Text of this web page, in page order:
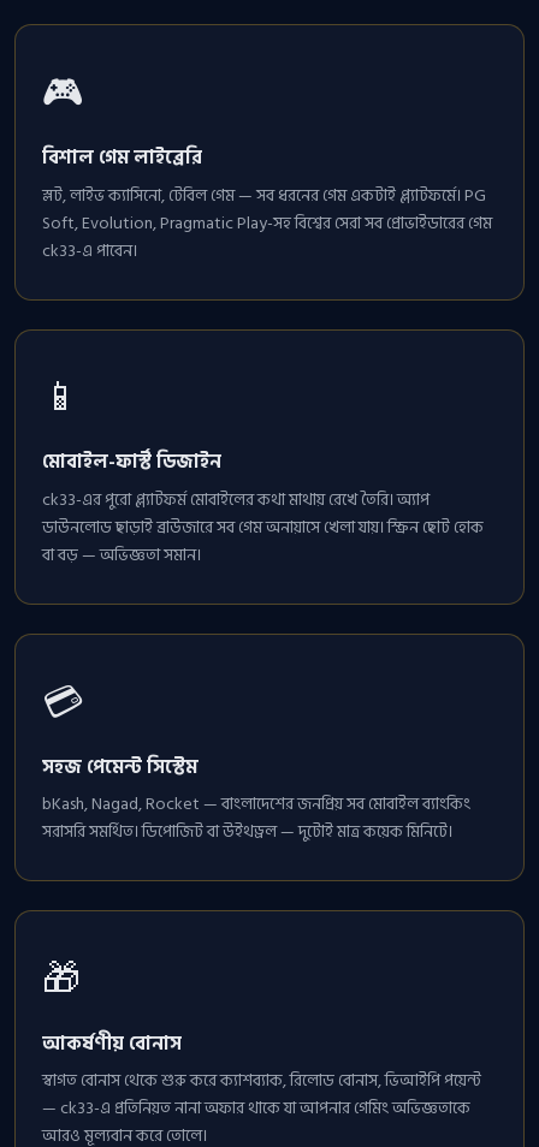
🎮
বিশাল গেম লাইব্রেরি
স্লট, লাইভ ক্যাসিনো, টেবিল গেম — সব ধরনের গেম একটাই প্ল্যাটফর্মে। PG
Soft, Evolution, Pragmatic Play-সহ বিশ্বের সেরা সব প্রোভাইডারের গেম
ck33-এ পাবেন।
📱
মোবাইল-ফার্স্ট ডিজাইন
ck33-এর পুরো প্ল্যাটফর্ম মোবাইলের কথা মাথায় রেখে তৈরি। অ্যাপ
ডাউনলোড ছাড়াই ব্রাউজারে সব গেম অনায়াসে খেলা যায়। স্ক্রিন ছোট হোক
বা বড় — অভিজ্ঞতা সমান।
💳
সহজ পেমেন্ট সিস্টেম
bKash, Nagad, Rocket — বাংলাদেশের জনপ্রিয় সব মোবাইল ব্যাংকিং
সরাসরি সমর্থিত। ডিপোজিট বা উইথড্রল — দুটোই মাত্র কয়েক মিনিটে।
🎁
আকর্ষণীয় বোনাস
স্বাগত বোনাস থেকে শুরু করে ক্যাশব্যাক, রিলোড বোনাস, ভিআইপি পয়েন্ট
— ck33-এ প্রতিনিয়ত নানা অফার থাকে যা আপনার গেমিং অভিজ্ঞতাকে
আরও মূল্যবান করে তোলে।